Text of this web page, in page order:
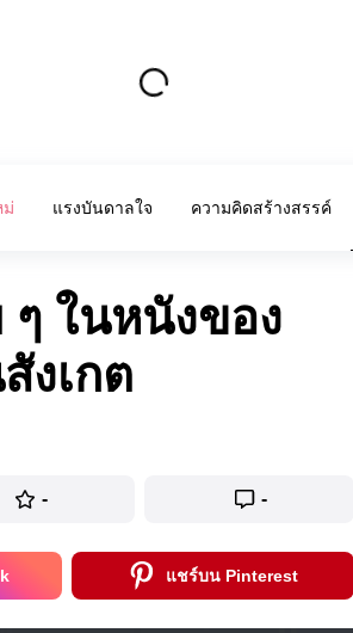
ม่ แรงบันดาลใจ ความคิดสร้างสรรค์
ๆ ในหนังของ
งเกต
- -
แชร์บน Pinterest